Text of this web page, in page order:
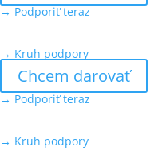
→ Podporiť teraz
→ Kruh podpory
Chcem darovať
→ Podporiť teraz
→ Kruh podpory